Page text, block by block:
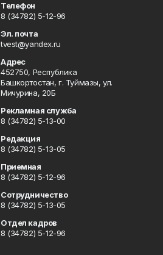
Телефон
8 (34782) 5-12-96
Эл. почта
tvest@yandex.ru
Адрес
452750, Республика
Башкортостан, г. Туймазы, ул.
Мичурина, 20Б
Рекламная служба
8 (34782) 5-13-00
Редакция
8 (34782) 5-13-05
Приемная
8 (34782) 5-12-96
Сотрудничество
8 (34782) 5-13-05
Отдел кадров
8 (34782) 5-12-96